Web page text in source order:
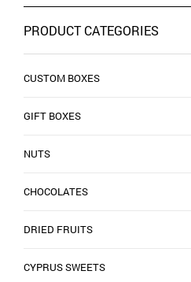
PRODUCT CATEGORIES
CUSTOM BOXES
GIFT BOXES
NUTS
CHOCOLATES
DRIED FRUITS
CYPRUS SWEETS